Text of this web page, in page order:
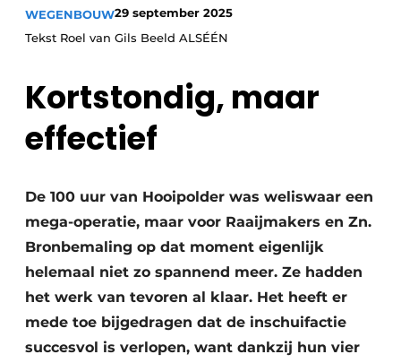
Duurzaamheid & Innovatie
Fundering
Kopen/Huren/Leasen
Sloop & Recycling
Bouwtransport
Machines & Materieel
WEGENBOUW29 september 2025
Tekst Roel van Gils Beeld ALSÉÉN
Kortstondig, maar
effectief
De 100 uur van Hooipolder was weliswaar een
mega-operatie, maar voor Raaijmakers en Zn.
Bronbemaling op dat moment eigenlijk
helemaal niet zo spannend meer. Ze hadden
het werk van tevoren al klaar. Het heeft er
mede toe bijgedragen dat de inschuifactie
succesvol is verlopen, want dankzij hun vier